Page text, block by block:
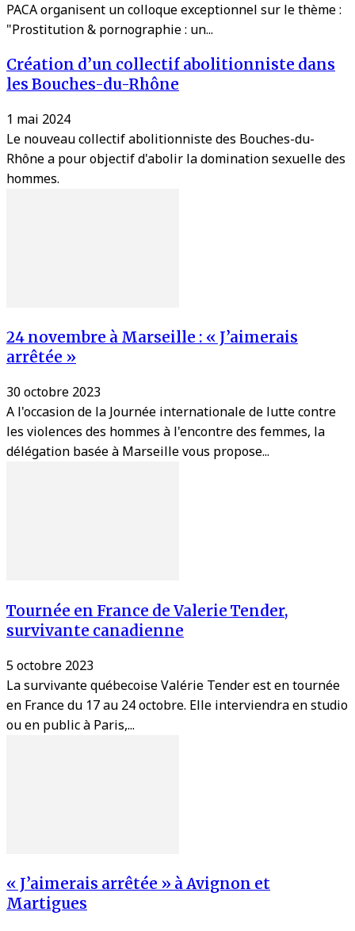
PACA organisent un colloque exceptionnel sur le thème :
"Prostitution & pornographie : un...
Création d’un collectif abolitionniste dans
les Bouches-du-Rhône
1 mai 2024
Le nouveau collectif abolitionniste des Bouches-du-
Rhône a pour objectif d'abolir la domination sexuelle des
hommes.
24 novembre à Marseille : « J’aimerais
arrêtée »
30 octobre 2023
A l'occasion de la Journée internationale de lutte contre
les violences des hommes à l'encontre des femmes, la
délégation basée à Marseille vous propose...
Tournée en France de Valerie Tender,
survivante canadienne
5 octobre 2023
La survivante québecoise Valérie Tender est en tournée
en France du 17 au 24 octobre. Elle interviendra en studio
ou en public à Paris,...
« J’aimerais arrêtée » à Avignon et
Martigues